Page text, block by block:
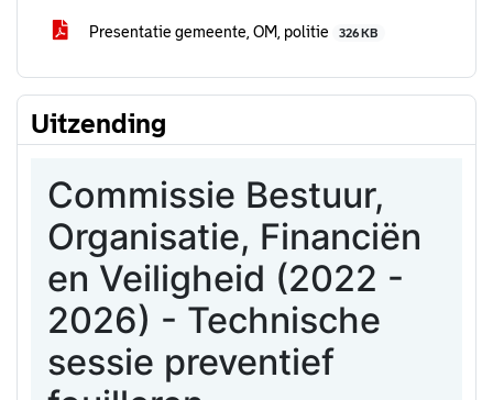
Presentatie gemeente, OM, politie 326 KB
Uitzending